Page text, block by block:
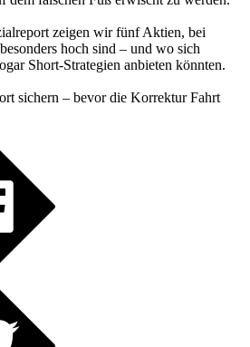
zeigen wir fünf Aktien, bei
hoch sind – und wo sich
Short-Strategien anbieten könnten.
sichern – bevor die Korrektur Fahrt